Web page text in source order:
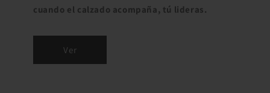
cuando el calzado acompaña, tú lideras.
Ver